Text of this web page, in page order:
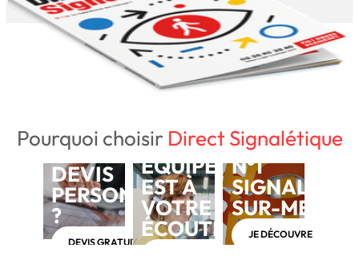
Pourquoi choisir Direct Signalétique
BESOIN D'UN
DEVIS
PERSONNALISÉ
?
DEVIS GRATUIT
NOTRE
ÉQUIPE
EST À
VOTRE
ÉCOUTE
N°1
SUR-
JE DÉCOUVRE